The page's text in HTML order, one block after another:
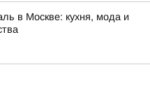
в Москве: кухня, мода и